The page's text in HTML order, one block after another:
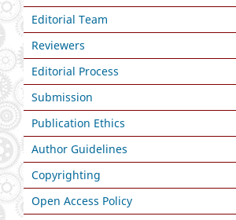
Editorial Team
Reviewers
Editorial Process
Submission
Publication Ethics
Author Guidelines
Copyrighting
Open Access Policy